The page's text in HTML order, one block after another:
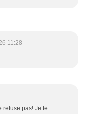
11:28
refuse pas! Je te